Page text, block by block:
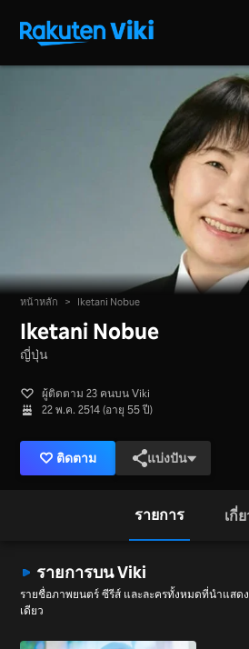
หน้าหลัก > Iketani Nobue
Iketani Nobue
ญี่ปุ่น
ผู้ติดตาม 23 คนบน Viki
22 พ.ค. 2514 (อายุ 55 ปี)
ติดตาม แบ่งปัน
รายการ เกี่
รายการบน Viki
รายชื่อภาพยนตร์ ซีรีส์ และละครทั้งหมดที่นำแสด
เดียว